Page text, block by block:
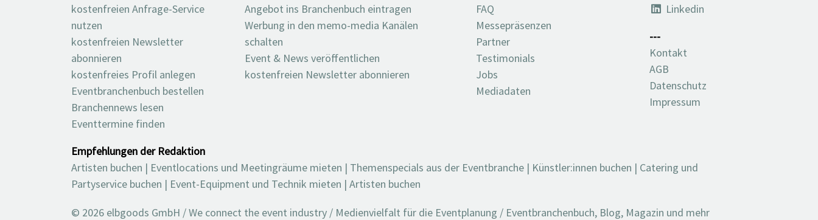
kostenfreien Anfrage-Service
nutzen
kostenfreien Newsletter
abonnieren
kostenfreies Profil anlegen
Eventbranchenbuch bestellen
Branchennews lesen
Eventtermine finden
Angebot ins Branchenbuch eintragen
Werbung in den memo-media Kanälen
schalten
Event & News veröffentlichen
kostenfreien Newsletter abonnieren
FAQ
Messepräsenzen
Partner
Testimonials
Jobs
Mediadaten
Linkedin
---
Kontakt
AGB
Datenschutz
Impressum
Empfehlungen der Redaktion
Artisten buchen | Eventlocations und Meetingräume mieten | Themenspecials aus der Eventbranche | Künstler:innen buchen | Catering und
Partyservice buchen | Event-Equipment und Technik mieten | Artisten buchen
© 2026 elbgoods GmbH / We connect the event industry / Medienvielfalt für die Eventplanung / Eventbranchenbuch, Blog, Magazin und mehr